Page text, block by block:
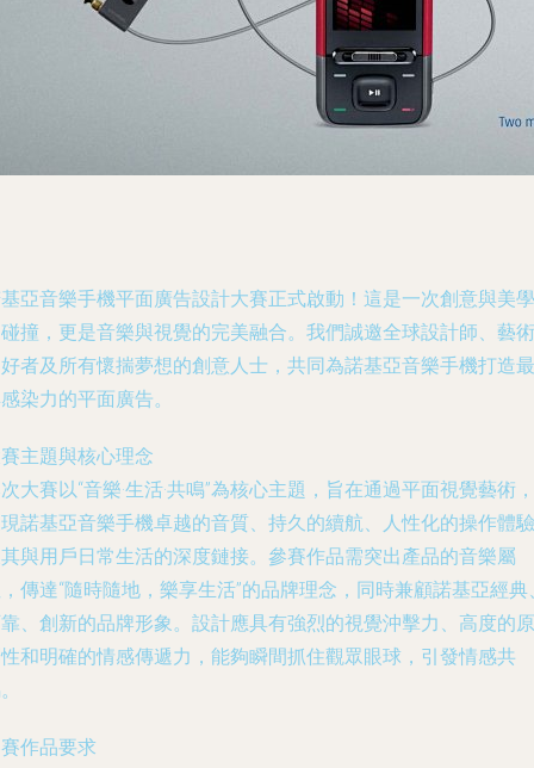
亞音樂手機平面廣告設計大賽正式啟動！這是一次創意與美學
撞，更是音樂與視覺的完美融合。我們誠邀全球設計師、藝術
者及所有懷揣夢想的創意人士，共同為諾基亞音樂手機打造最
染力的平面廣告。
主題與核心理念
大賽以“音樂·生活·共鳴”為核心主題，旨在通過平面視覺藝術，
諾基亞音樂手機卓越的音質、持久的續航、人性化的操作體驗
與用戶日常生活的深度鏈接。參賽作品需突出產品的音樂屬
傳達“隨時隨地，樂享生活”的品牌理念，同時兼顧諾基亞經典
、創新的品牌形象。設計應具有強烈的視覺沖擊力、高度的原
和明確的情感傳遞力，能夠瞬間抓住觀眾眼球，引發情感共
作品要求